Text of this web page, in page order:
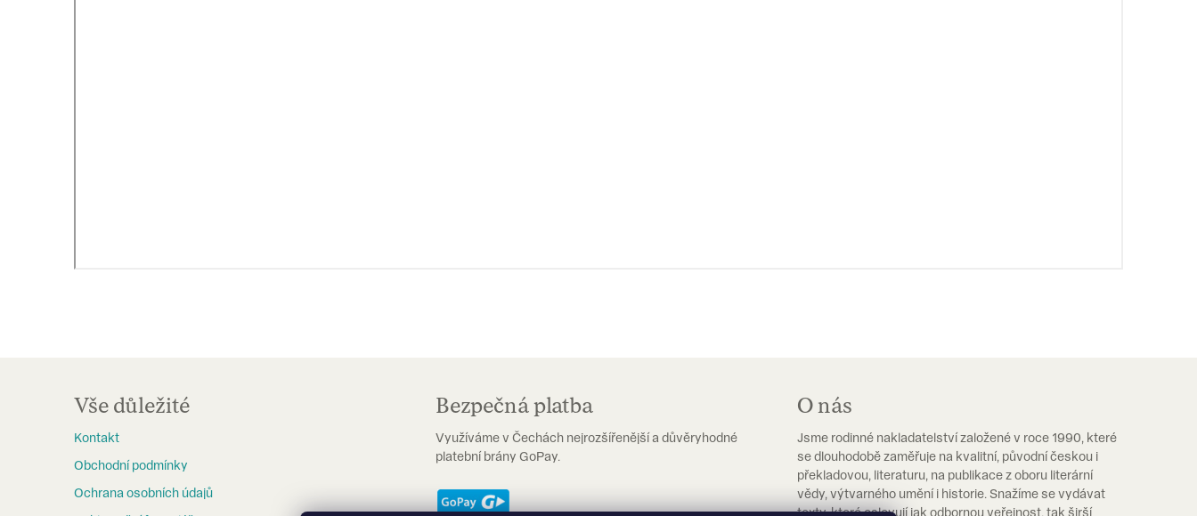
Vše důležité
Kontakt
Obchodní podmínky
Ochrana osobních údajů
Bezpečná platba
Využíváme v Čechách nejrozšířenější a důvěryhodné
platební brány GoPay.
O nás
Jsme rodinné nakladatelství založené v roce 1990, které
se dlouhodobě zaměřuje na kvalitní, původní českou i
překladovou, literaturu, na publikace z oboru literární
vědy, výtvarného umění i historie. Snažíme se vydávat
texty, které oslovují jak odbornou veřejnost, tak širší